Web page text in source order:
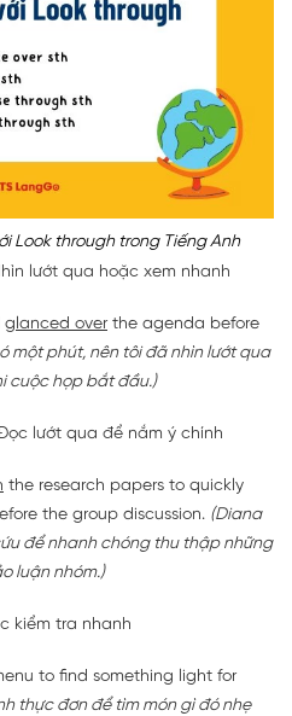
Look through trong Tiếng Anh
lướt qua hoặc xem nhanh
glanced over the agenda before
một phút, nên tôi đã nhìn lướt qua
cuộc họp bắt đầu.)
lướt qua để nắm ý chính
the research papers to quickly
the group discussion. (Diana
để nhanh chóng thu thập những
luận nhóm.)
kiểm tra nhanh
to find something light for
thực đơn để tìm món gì đó nhẹ